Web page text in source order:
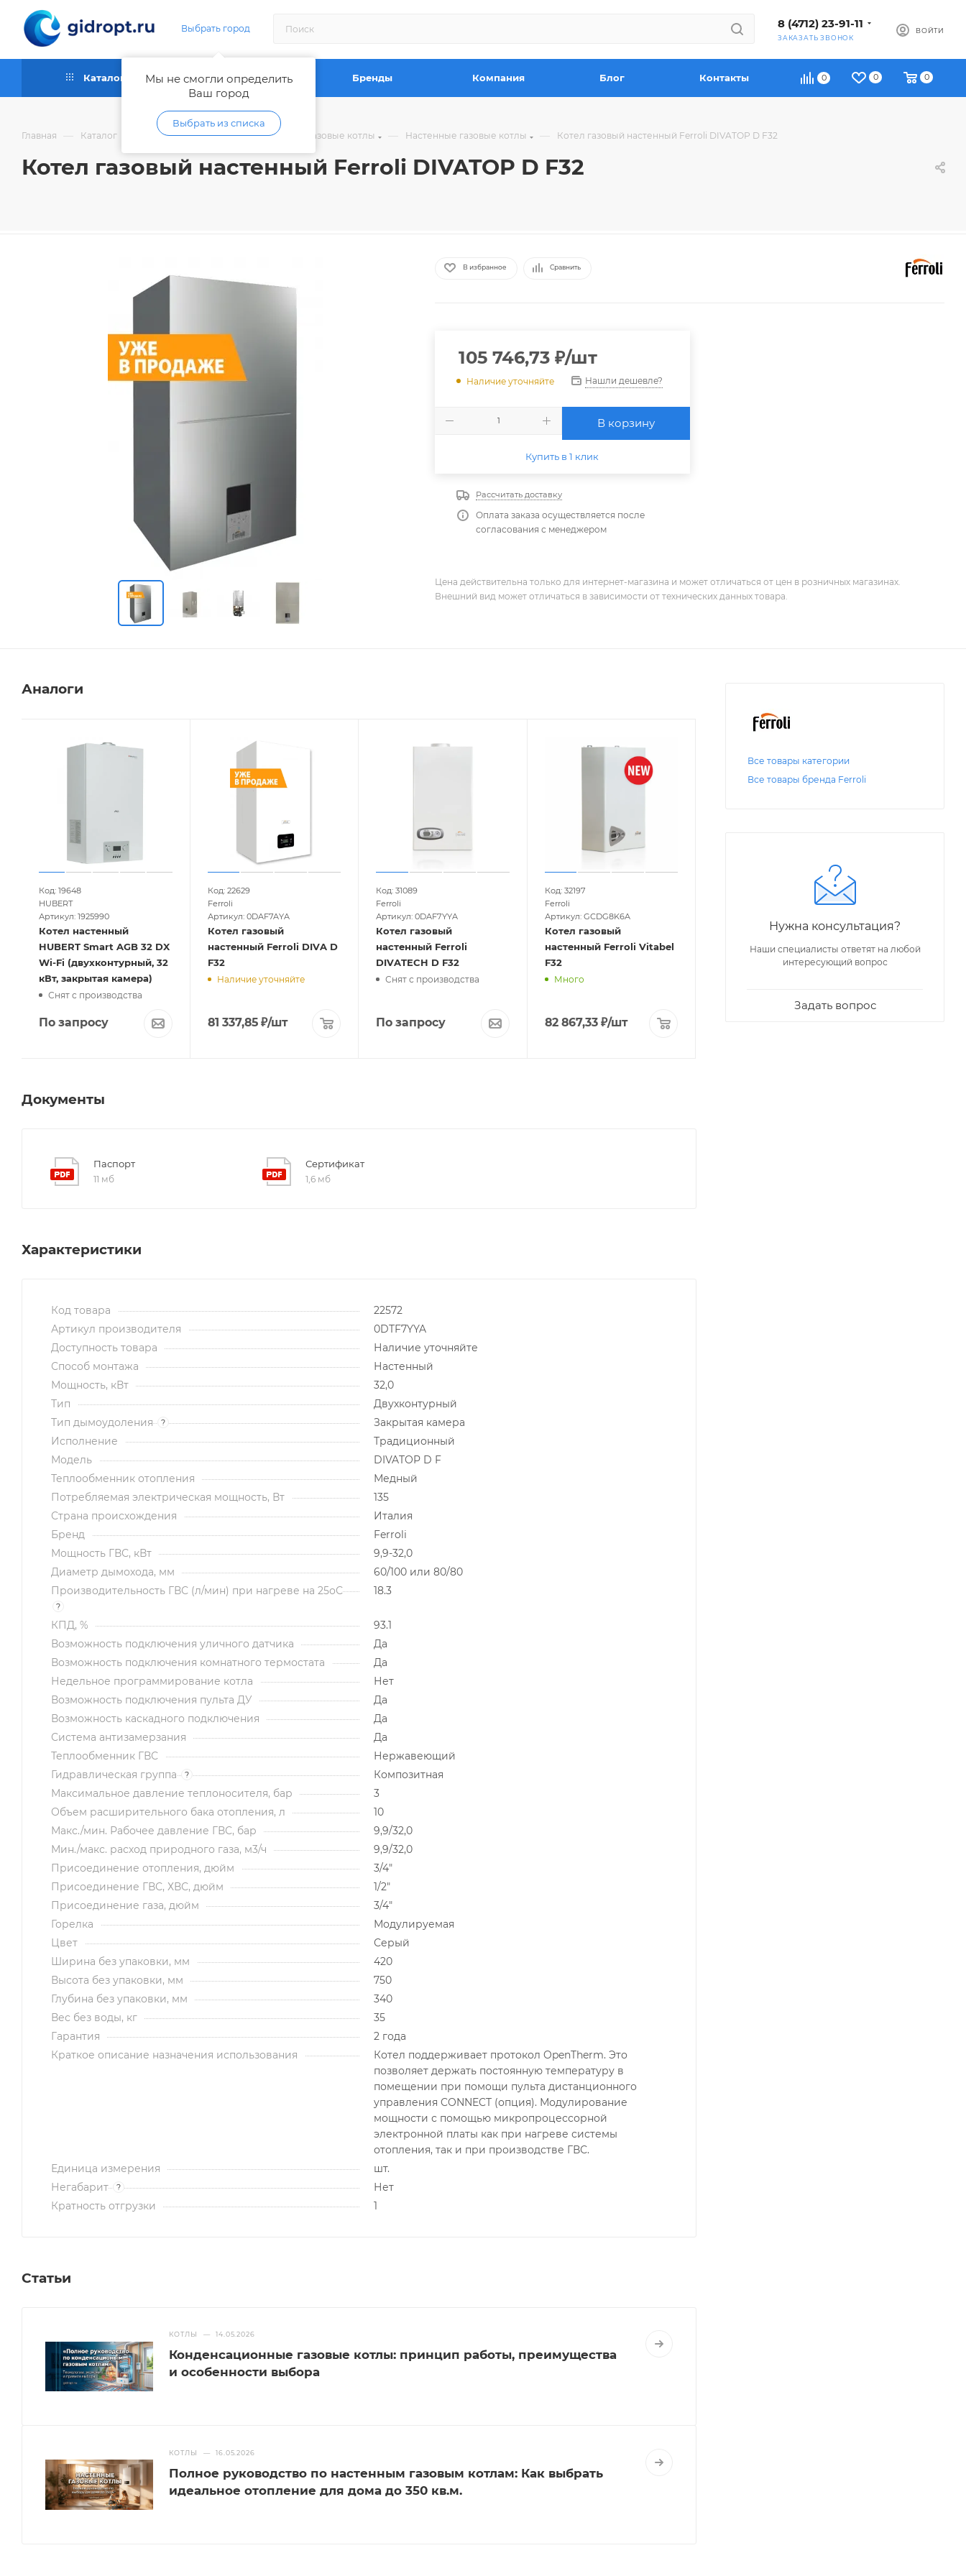
Выбрать город
Мы не смогли определить
Ваш город
Выбрать из списка
8 (4712) 23-91-11
ЗАКАЗАТЬ ЗВОНОК
ВОЙТИ
0 0 0
Каталог Как купить Бренды Компания Блог Контакты
Главная — Каталог Отопительное оборудование Газовые котлы — Настенные газовые котлы — Котел газовый настенный Ferroli DIVATOP D F32
Котел газовый настенный Ferroli DIVATOP D F32
В избранное Сравнить
105 746,73 ₽/шт
Наличие уточняйте Нашли дешевле?
В корзину
Купить в 1 клик
Рассчитать доставку
Оплата заказа осуществляется после
согласования с менеджером
Цена действительна только для интернет-магазина и может отличаться от цен в розничных магазинах.
Внешний вид может отличаться в зависимости от технических данных товара.
Аналоги
Код: 19648
HUBERT
Артикул: 1925990
Котел настенный
HUBERT Smart AGB 32 DX
Wi-Fi (двухконтурный, 32
кВт, закрытая камера)
Снят с производства
По запросу
Код: 22629
Ferroli
Артикул: 0DAF7AYA
Котел газовый
настенный Ferroli DIVA D
F32
Наличие уточняйте
81 337,85₽/шт
Код: 31089
Ferroli
Артикул: 0DAF7YYA
Котел газовый
настенный Ferroli
DIVATECH D F32
Снят с производства
По запросу
Код: 32197
Ferroli
Артикул: GCDG8K6A
Котел газовый
настенный Ferroli Vitabel
F32
Много
82 867,33₽/шт
Документы
Паспорт
11 мб
Сертификат
1,6 мб
Характеристики
Код товара
22572
Артикул производителя
0DTF7YYA
Доступность товара
Наличие уточняйте
Способ монтажа
Настенный
Мощность, кВт
32,0
Тип
Двухконтурный
Тип дымоудоления
?
Закрытая камера
Исполнение
Традиционный
Модель
DIVATOP D F
Теплообменник отопления
Медный
Потребляемая электрическая мощность, Вт
135
Страна происхождения
Италия
Бренд
Ferroli
Мощность ГВС, кВт
9,9-32,0
Диаметр дымохода, мм
60/100 или 80/80
Производительность ГВС (л/мин) при нагреве на 25оС
?
18.3
КПД, %
93.1
Возможность подключения уличного датчика
Да
Возможность подключения комнатного термостата
Да
Недельное программирование котла
Нет
Возможность подключения пульта ДУ
Да
Возможность каскадного подключения
Да
Система антизамерзания
Да
Теплообменник ГВС
Нержавеющий
Гидравлическая группа
?
Композитная
Максимальное давление теплоносителя, бар
3
Объем расширительного бака отопления, л
10
Макс./мин. Рабочее давление ГВС, бар
9,9/32,0
Мин./макс. расход природного газа, м3/ч
9,9/32,0
Присоединение отопления, дюйм
3/4"
Присоединение ГВС, ХВС, дюйм
1/2"
Присоединение газа, дюйм
3/4"
Горелка
Модулируемая
Цвет
Серый
Ширина без упаковки, мм
420
Высота без упаковки, мм
750
Глубина без упаковки, мм
340
Вес без воды, кг
35
Гарантия
2 года
Краткое описание назначения использования
Котел поддерживает протокол OpenTherm. Это
позволяет держать постоянную температуру в
помещении при помощи пульта дистанционного
управления CONNECT (опция). Модулирование
мощности с помощью микропроцессорной
электронной платы как при нагреве системы
отопления, так и при производстве ГВС.
Единица измерения
шт.
Негабарит
?
Нет
Кратность отгрузки
1
Статьи
КОТЛЫ — 14.05.2026
Конденсационные газовые котлы: принцип работы, преимущества
и особенности выбора
КОТЛЫ — 16.05.2026
Полное руководство по настенным газовым котлам: Как выбрать
идеальное отопление для дома до 350 кв.м.
Все товары категории
Все товары бренда Ferroli
Нужна консультация?
Наши специалисты ответят на любой
интересующий вопрос
Задать вопрос